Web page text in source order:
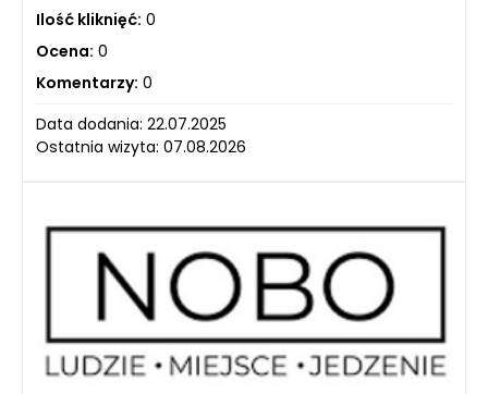
Ilość kliknięć: 0
Ocena: 0
Komentarzy: 0
Data dodania: 22.07.2025
Ostatnia wizyta: 07.08.2026